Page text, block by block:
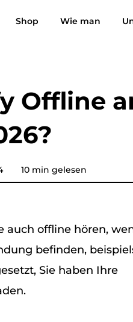
Shop Wie man
Bewertungen
Offline
10 min gelesen
auch offline hören,
befinden,
Sie haben Ihre